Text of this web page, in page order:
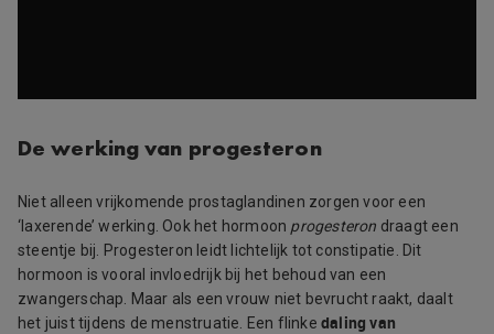
De werking van progesteron
Niet alleen vrijkomende prostaglandinen zorgen voor een
‘laxerende’ werking. Ook het hormoon progesteron draagt een
steentje bij. Progesteron leidt lichtelijk tot constipatie. Dit
hormoon is vooral invloedrijk bij het behoud van een
zwangerschap. Maar als een vrouw niet bevrucht raakt, daalt
het juist tijdens de menstruatie. Een flinke daling van